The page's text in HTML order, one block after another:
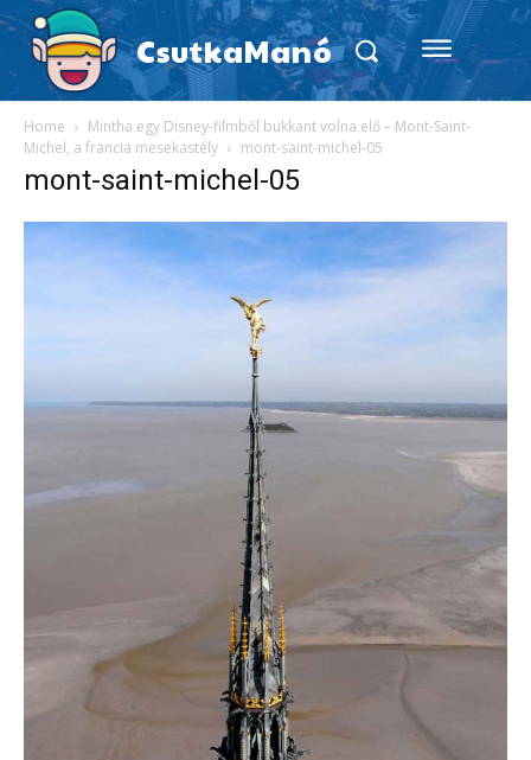
CsutkaManó
Home
Mintha egy Disney-filmből bukkant volna elő – Mont-Saint-
Michel, a francia mesekastély
mont-saint-michel-05
mont-saint-michel-05